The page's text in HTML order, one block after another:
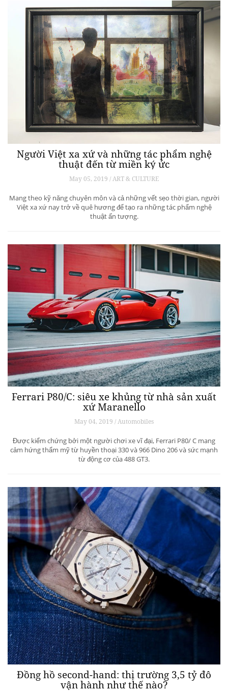
Người Việt xa xứ và những tác phẩm nghệ
thuật đến từ miền ký ức
May 05, 2019 / ART & CULTURE
Mang theo kỹ năng chuyên môn và cả những vết sẹo thời gian, người
Việt xa xứ nay trở về quê hương để tạo ra những tác phẩm nghệ
thuật ấn tượng.
Ferrari P80/C: siêu xe khủng từ ​​nhà sản xuất
xứ Maranello
May 04, 2019 / Automobiles
Được kiểm chứng bởi một người chơi xe vĩ đại, Ferrari P80/ C mang
cảm hứng thẩm mỹ từ huyền thoại 330 và 966 Dino 206 và sức mạnh
từ động cơ của 488 GT3.
Đồng hồ second-hand: thị trường 3,5 tỷ đô
vận hành như thế nào?